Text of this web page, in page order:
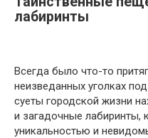
лабиринты
Всегда было что-то
неизведанных уголках
суеты городской жизни
и загадочные лабиринты,
уникальностью и